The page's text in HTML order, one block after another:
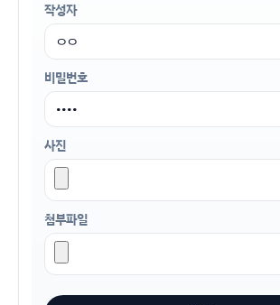
작성자
비밀번호
사진
첨부파일